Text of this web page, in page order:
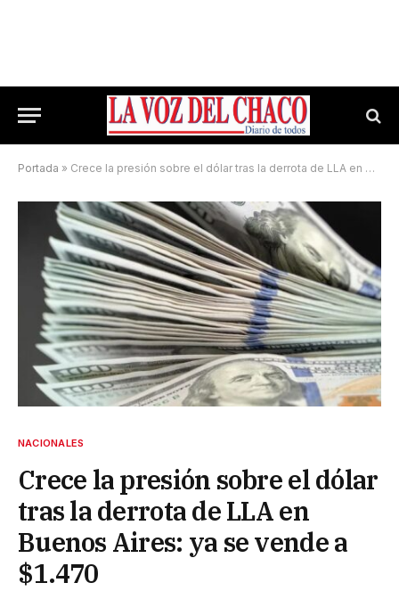
Portada » Crece la presión sobre el dólar tras la derrota de LLA en Buenos Aires: ya se vende a $1.470
NACIONALES
Crece la presión sobre el dólar
tras la derrota de LLA en
Buenos Aires: ya se vende a
$1.470